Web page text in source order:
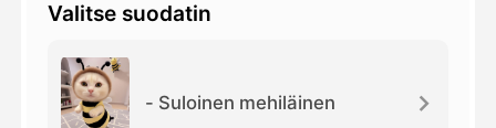
Video
Kuvaus
Valitse suodatin
- Suloinen mehiläinen